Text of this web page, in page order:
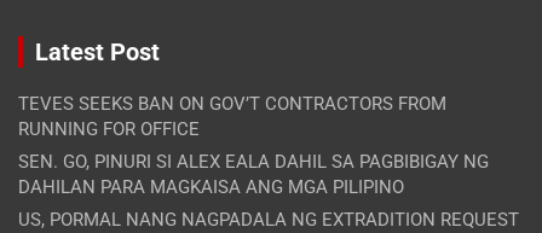
Latest Post
TEVES SEEKS BAN ON GOV’T CONTRACTORS FROM
RUNNING FOR OFFICE
SEN. GO, PINURI SI ALEX EALA DAHIL SA PAGBIBIGAY NG
DAHILAN PARA MAGKAISA ANG MGA PILIPINO
US, PORMAL NANG NAGPADALA NG EXTRADITION REQUEST